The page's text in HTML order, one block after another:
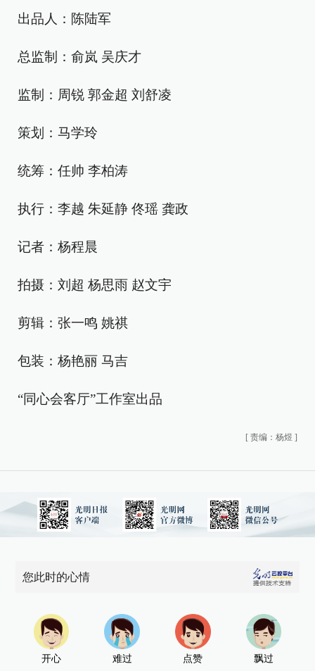
出品人：陈陆军
总监制：俞岚 吴庆才
监制：周锐 郭金超 刘舒凌
策划：马学玲
统筹：任帅 李柏涛
执行：李越 朱延静 佟瑶 龚政
记者：杨程晨
拍摄：刘超 杨思雨 赵文宇
剪辑：张一鸣 姚祺
包装：杨艳丽 马吉
“同心会客厅”工作室出品
[ 责编：杨煜 ]
您此时的心情
开心 难过 点赞 飘过